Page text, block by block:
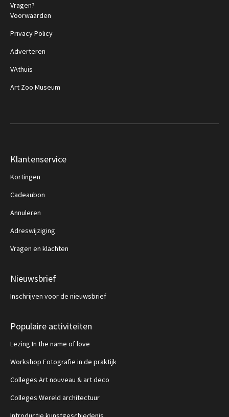
Vragen?
Voorwaarden
Privacy Policy
Adverteren
VAthuis
Art Zoo Museum
Klantenservice
Kortingen
Cadeaubon
Annuleren
Adreswijziging
Vragen en klachten
Nieuwsbrief
Inschrijven voor de nieuwsbrief
Populaire activiteiten
Lezing In the name of love
Workshop Fotografie in de praktijk
Colleges Art nouveau & art deco
Colleges Wereld architectuur